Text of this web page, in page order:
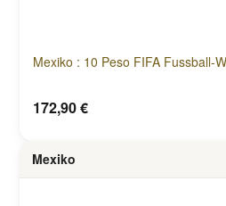
Mexiko : 10 Peso FIFA Fussball-
172,90 €
Mexiko